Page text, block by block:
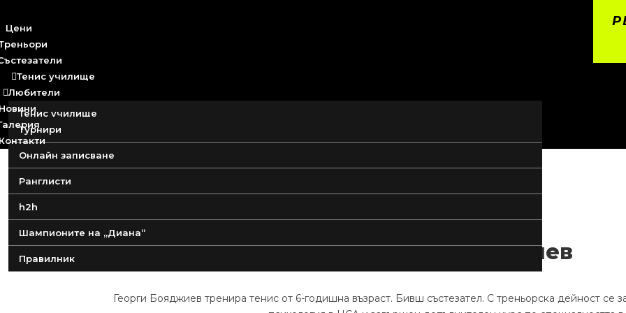
Цени
Тенис училище
Тенис училище
Детски лагер
Любители
Турнири
Онлайн записване
Ранглисти
h2h
Шампионите на „Диана“
Правилник Георги Бояджиев
Георги Бояджиев тренира тенис от 6-годишна възраст. Бивш състезател. С треньорска дейност се